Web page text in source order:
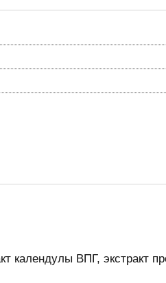
календулы ВПГ, экстракт